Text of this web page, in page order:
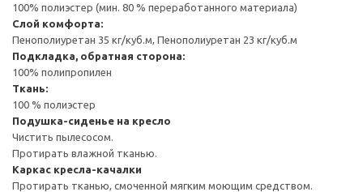
100% полиэстер (мин. 80 % переработанного материала)
Слой комфорта:
Пенополиуретан 35 кг/куб.м, Пенополиуретан 23 кг/куб.м
Подкладка, обратная сторона:
100% полипропилен
Ткань:
100 % полиэстер
Подушка-сиденье на кресло
Чистить пылесосом.
Протирать влажной тканью.
Каркас кресла-качалки
Протирать тканью, смоченной мягким моющим средством.